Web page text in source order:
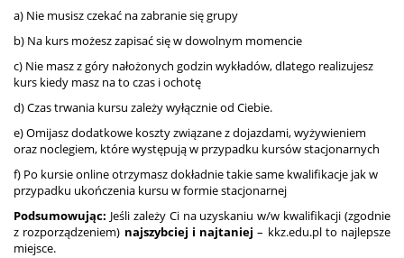
a) Nie musisz czekać na zabranie się grupy
b) Na kurs możesz zapisać się w dowolnym momencie
c) Nie masz z góry nałożonych godzin wykładów, dlatego realizujesz
kurs kiedy masz na to czas i ochotę
d) Czas trwania kursu zależy wyłącznie od Ciebie.
e) Omijasz dodatkowe koszty związane z dojazdami, wyżywieniem
oraz noclegiem, które występują w przypadku kursów stacjonarnych
f) Po kursie online otrzymasz dokładnie takie same kwalifikacje jak w
przypadku ukończenia kursu w formie stacjonarnej
Podsumowując: Jeśli zależy Ci na uzyskaniu w/w kwalifikacji (zgodnie
z rozporządzeniem) najszybciej i najtaniej – kkz.edu.pl to najlepsze
miejsce.